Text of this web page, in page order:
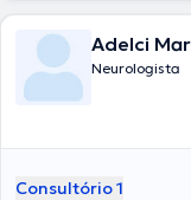
Adelci
Neurologista
Consultório 1